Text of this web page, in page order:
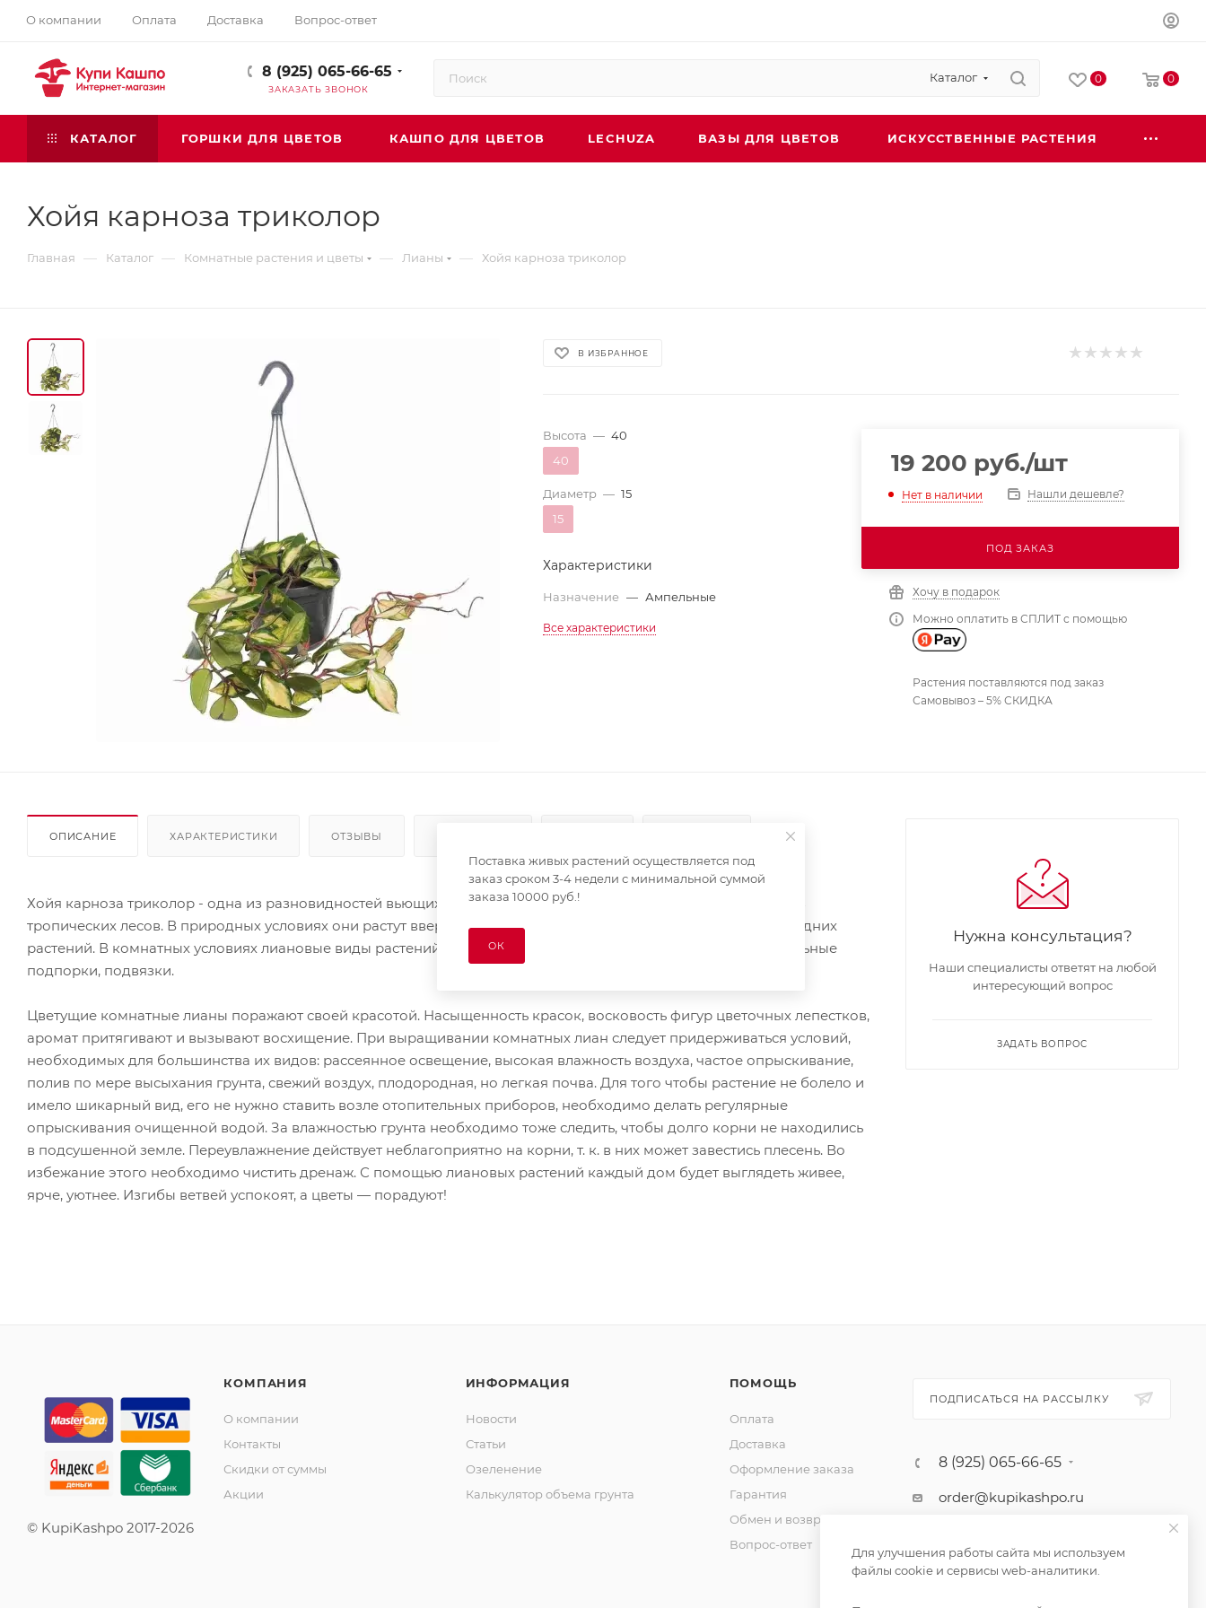
О компании Оплата Доставка Вопрос-ответ
8 (925) 065-66-65
ЗАКАЗАТЬ ЗВОНОК
Каталог 0 0
КАТАЛОГ ГОРШКИ ДЛЯ ЦВЕТОВ КАШПО ДЛЯ ЦВЕТОВ LECHUZA ВАЗЫ ДЛЯ ЦВЕТОВ ИСКУССТВЕННЫЕ РАСТЕНИЯ
Хойя карноза триколор
Главная — Каталог — Комнатные растения и цветы — Лианы — Хойя карноза триколор
В ИЗБРАННОЕ
Высота — 40
40
Диаметр — 15
15
Характеристики
Назначение — Ампельные
Все характеристики
19 200 руб./шт
Нет в наличии Нашли дешевле?
ПОД ЗАКАЗ
Хочу в подарок
Можно оплатить в СПЛИТ с помощью
Растения поставляются под заказ
Самовывоз – 5% СКИДКА
ОПИСАНИЕ ХАРАКТЕРИСТИКИ ОТЗЫВЫ
Хойя карноза триколор - одна из разновидностей вьющихся растений с гибкими тонкими стеблями родом из
тропических лесов. В природных условиях они растут вверх, к свету и солнцу, цепляясь за стволы и ветки соседних
растений. В комнатных условиях лиановые виды растений способны использовать в качестве опоры специальные
подпорки, подвязки.
Цветущие комнатные лианы поражают своей красотой. Насыщенность красок, восковость фигур цветочных лепестков,
аромат притягивают и вызывают восхищение. При выращивании комнатных лиан следует придерживаться условий,
необходимых для большинства их видов: рассеянное освещение, высокая влажность воздуха, частое опрыскивание,
полив по мере высыхания грунта, свежий воздух, плодородная, но легкая почва. Для того чтобы растение не болело и
имело шикарный вид, его не нужно ставить возле отопительных приборов, необходимо делать регулярные
опрыскивания очищенной водой. За влажностью грунта необходимо тоже следить, чтобы долго корни не находились
в подсушенной земле. Переувлажнение действует неблагоприятно на корни, т. к. в них может завестись плесень. Во
избежание этого необходимо чистить дренаж. С помощью лиановых растений каждый дом будет выглядеть живее,
ярче, уютнее. Изгибы ветвей успокоят, а цветы — порадуют!
Нужна консультация?
Наши специалисты ответят на любой
интересующий вопрос
ЗАДАТЬ ВОПРОС
© KupiKashpo 2017-2026
КОМПАНИЯ
О компании
Контакты
Скидки от суммы
Акции
ИНФОРМАЦИЯ
Новости
Статьи
Озеленение
Калькулятор объема грунта
ПОМОЩЬ
Оплата
Доставка
Оформление заказа
Гарантия
Обмен и возврат
Вопрос-ответ
ПОДПИСАТЬСЯ НА РАССЫЛКУ
8 (925) 065-66-65
order@kupikashpo.ru
Поставка живых растений осуществляется под
заказ сроком 3-4 недели с минимальной суммой
заказа 10000 руб.!
ОК
Для улучшения работы сайта мы используем
файлы cookie и сервисы web-аналитики.